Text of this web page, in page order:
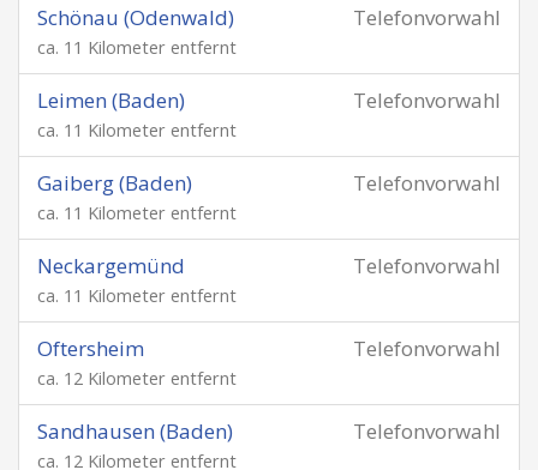
Telefonvorwahl
Schönau (Odenwald)
ca. 11 Kilometer entfernt
Telefonvorwahl
Leimen (Baden)
ca. 11 Kilometer entfernt
Telefonvorwahl
Gaiberg (Baden)
ca. 11 Kilometer entfernt
Telefonvorwahl
Neckargemünd
ca. 11 Kilometer entfernt
Telefonvorwahl
Oftersheim
ca. 12 Kilometer entfernt
Telefonvorwahl
Sandhausen (Baden)
ca. 12 Kilometer entfernt